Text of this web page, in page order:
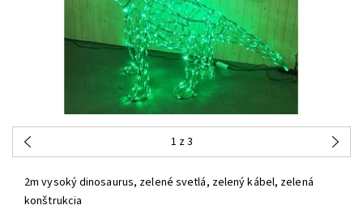
1 z 3
2m vysoký dinosaurus, zelené svetlá, zelený kábel, zelená
konštrukcia